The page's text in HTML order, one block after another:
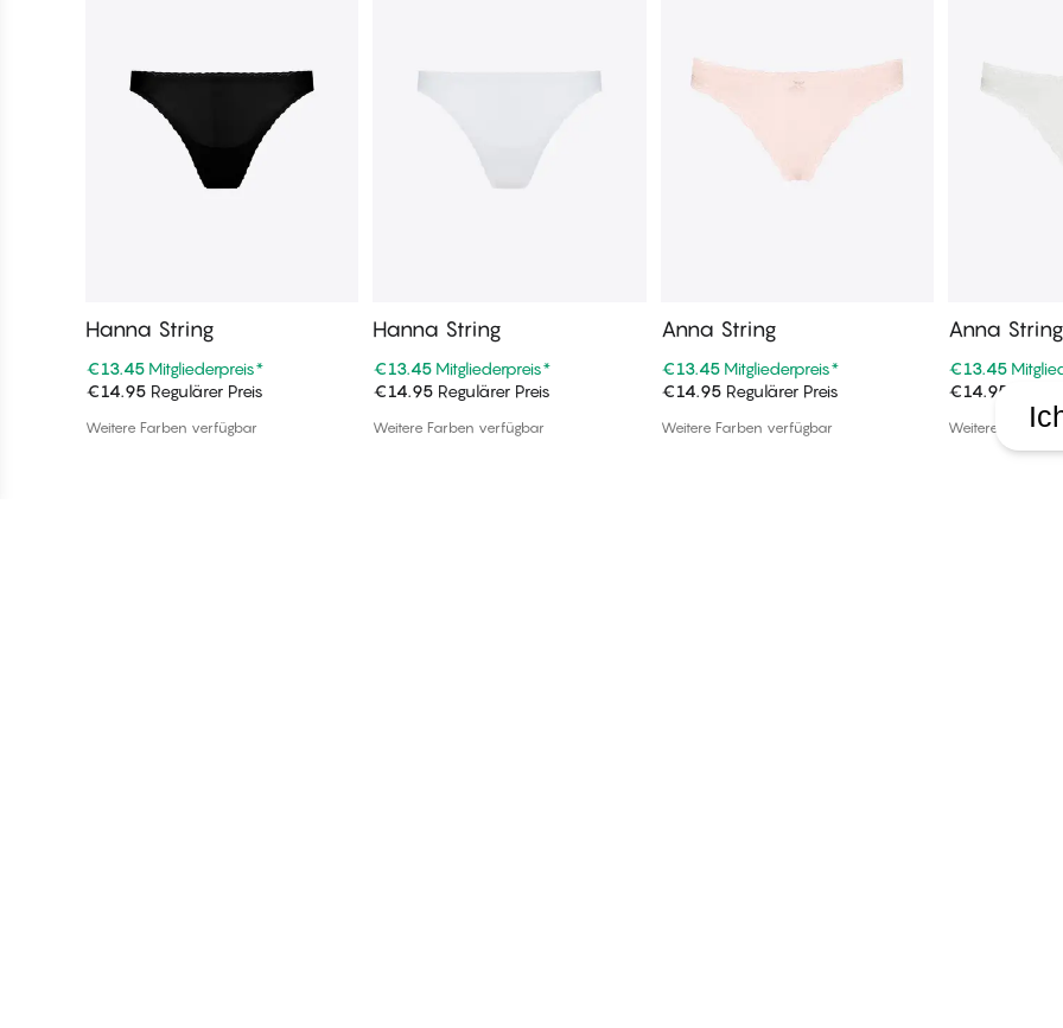
In den Warenkorb
Hanna String
€13.45 Mitgliederpreis*
€14.95 Regulärer Preis
Weitere Farben verfügbar
In den Warenkorb
Hanna String
€13.45 Mitgliederpreis*
€14.95 Regulärer Preis
Weitere Farben verfügbar
In den Warenkorb
Anna String
€13.45 Mitgliederpreis*
€14.95Regulärer Preis
Weitere Farben verfügbar
Anna String
€13.45
€14.95
Weitere Farben